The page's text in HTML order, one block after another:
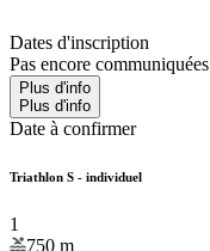
Dates d'inscription
Pas encore communiquées
Plus d'info
Plus d'info
Date à confirmer
Triathlon S - individuel
1
750 m